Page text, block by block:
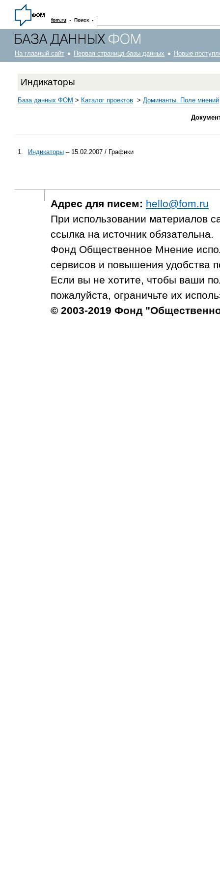
fom.ru · Поиск ·
На главный сайт Первая страница базы данных Новые
Индикаторы
База данных ФОМ > Каталог проектов > Доминанты. Поле мнений
1. Индикаторы – 15.02.2007 / Графики
Адрес для писем: hello@fom.ru
При использовании материалов
ссылка на источник обязательна.
Фонд Общественное Мнение
сервисов и повышения удобства
Если вы не хотите, чтобы ваши
пожалуйста, ограничьте их
© 2003-2019 Фонд